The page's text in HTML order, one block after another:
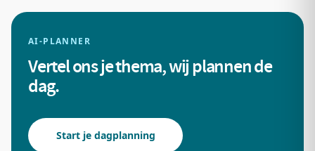
AI-PLANNER
Vertel ons je thema, wij plannen de
dag.
Start je dagplanning